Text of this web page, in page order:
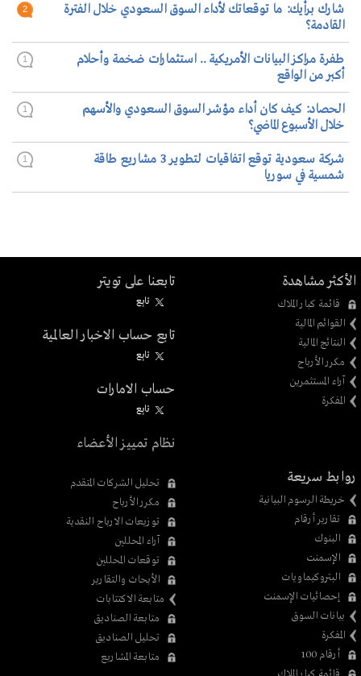
شارك برأيك: ما توقعاتك لأداء السوق السعودي خلال الفترة
القادمة؟
2
طفرة مراكز البيانات الأمريكية .. استثمارات ضخمة وأحلام
أكبر من الواقع
1
الحصاد: كيف كان أداء مؤشر السوق السعودي والأسهم
خلال الأسبوع الماضي؟
1
شركة سعودية توقع اتفاقيات لتطوير 3 مشاريع طاقة
شمسية في سوريا
1
الأكثر مشاهدة
قائمة كبار الملاك
القوائم المالية
النتائج المالية
مكرر الأرباح
آراء المستثمرين
المفكرة
تابعنا على تويتر
تابِع
تابع حساب الاخبار العالمية
تابِع
حساب الامارات
تابِع
نظام تمييز الأعضاء
روابط سريعة
خريطة الرسوم البيانية
تقارير أرقام
البنوك
الإسمنت
البتروكيماويات
إحصائيات الإسمنت
بيانات السوق
المفكرة
أرقام 100
تحليل الشركات المتقدم
مكرر الأرباح
توزيعات الارباح النقدية
آراء المحللين
توقعات المحللين
الأبحاث والتقارير
متابعة الاكتتابات
متابعة الصناديق
تحليل الصناديق
متابعة المشاريع